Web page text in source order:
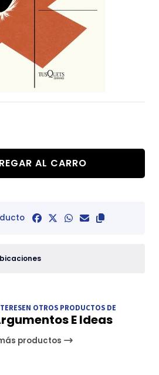
AL CARRO
OTROS PRODUCTOS DE
E Ideas
productos